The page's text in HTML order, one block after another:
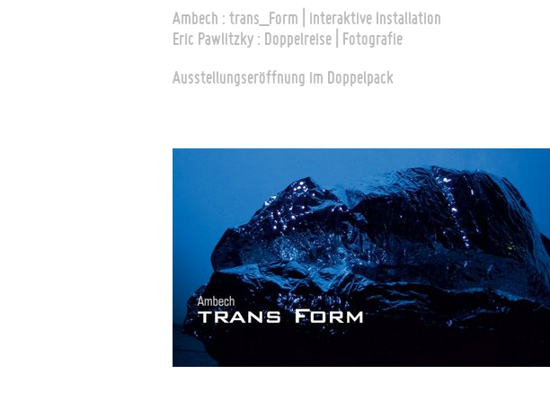
Ambech : trans_Form | interaktive Installation
Eric Pawlitzky : Doppelreise | Fotografie
Ausstellungseröffnung im Doppelpack